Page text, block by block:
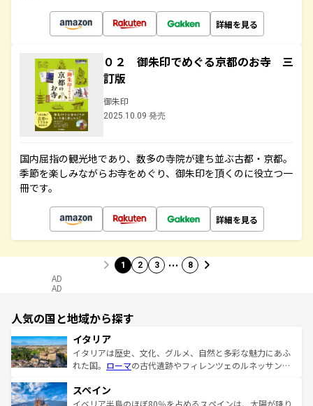
詳細を見る
０２ 御朱印でめぐる京都のお寺 三
訂版
御朱印
2025.10.09 発売
国内屈指の観光地であり、数多の寺院が建ち並ぶ古都・京都。
季節を楽しみながらお寺をめぐり、御朱印を頂くのに役立つ一
冊です。
詳細を見る
1 2 3 … 8
AD
AD
人気の国と地域から探す
イタリア
イタリアは歴史、文化、グルメ、自然と多彩な魅力にあふ
れた国。 ローマの古代遺跡やフィレンツェのルネッサンス
ろん、トスカーナの美しい田園風景やアマルフィ海岸の絶
景など、自然景観も見逃せない。観光の合間には、本場の
スペイン
イベリア半島のほぼ80％を占めるスペインは、太陽が降り